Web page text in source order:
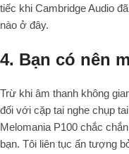
tiếc khi Cambridge Audio
nào ở đây.
4. Bạn có nên
Trừ khi âm thanh không
đối với cặp tai nghe chụp
Melomania P100 chắc
bạn. Tôi liên tục ấn tượng